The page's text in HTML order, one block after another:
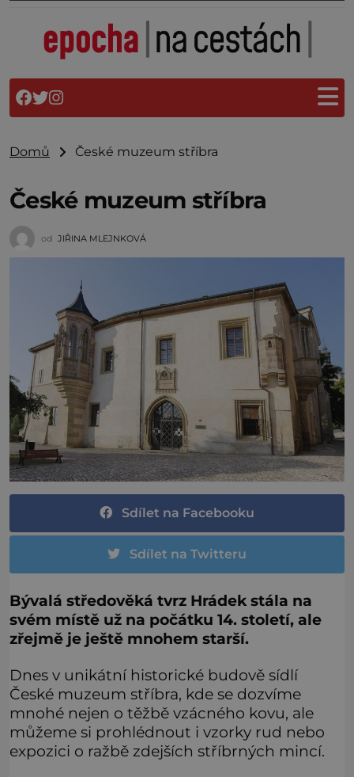
Domů České muzeum stříbra
České muzeum stříbra
od JIŘINA MLEJNKOVÁ
Sdílet na Facebooku
Sdílet na Twitteru
Bývalá středověká tvrz Hrádek stála na
svém místě už na počátku 14. století, ale
zřejmě je ještě mnohem starší.
Dnes v unikátní historické budově sídlí
České muzeum stříbra, kde se dozvíme
mnohé nejen o těžbě vzácného kovu, ale
můžeme si prohlédnout i vzorky rud nebo
expozici o ražbě zdejších stříbrných mincí.